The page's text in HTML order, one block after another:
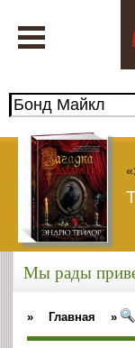
Мы рады
» Главная »